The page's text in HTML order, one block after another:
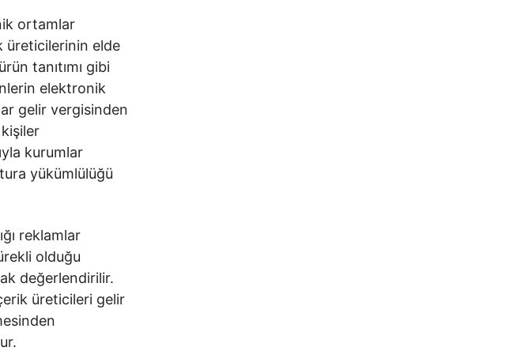
ortamlar
üreticilerinin elde
tanıtımı gibi
elektronik
gelir vergisinden
kurumlar
yükümlülüğü
reklamlar
olduğu
değerlendirilir.
üreticileri gelir